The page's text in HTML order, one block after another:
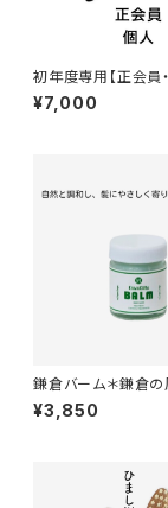
初年度専用【正会員
法人気候危機対策ネ
年会費
¥7,000
鎌倉バーム＊鎌倉の
然ヘアバーム＊人工
＊35g
¥3,850